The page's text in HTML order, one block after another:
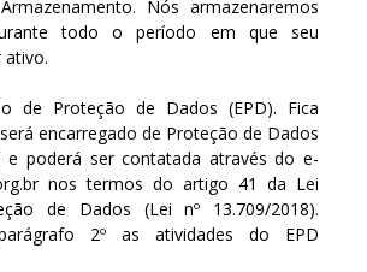
Nós armazenaremos
todo o período em que seu
ativo.
de Proteção de Dados (EPD). Fica
encarregado de Proteção de Dados
e poderá ser contatada através do e-
nos termos do artigo 41 da Lei
de Dados (Lei nº 13.709/2018).
2º as atividades do EPD